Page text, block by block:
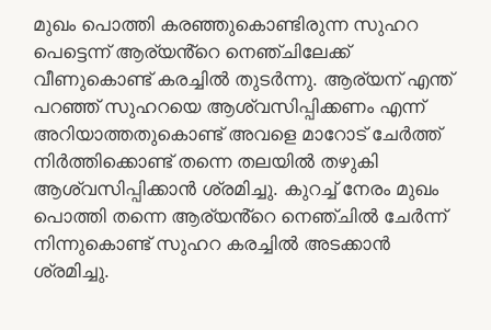
മുഖം പൊത്തി കരഞ്ഞുകൊണ്ടിരുന്ന സുഹറ
പെട്ടെന്ന് ആര്യൻ്റെ നെഞ്ചിലേക്ക്
വീണുകൊണ്ട് കരച്ചിൽ തുടർന്നു. ആര്യന് എന്ത്
പറഞ്ഞ് സുഹറയെ ആശ്വസിപ്പിക്കണം എന്ന്
അറിയാത്തതുകൊണ്ട് അവളെ മാറോട് ചേർത്ത്
നിർത്തിക്കൊണ്ട് തന്നെ തലയിൽ തഴുകി
ആശ്വസിപ്പിക്കാൻ ശ്രമിച്ചു. കുറച്ച് നേരം മുഖം
പൊത്തി തന്നെ ആര്യൻ്റെ നെഞ്ചിൽ ചേർന്ന്
നിന്നുകൊണ്ട് സുഹറ കരച്ചിൽ അടക്കാൻ
ശ്രമിച്ചു.